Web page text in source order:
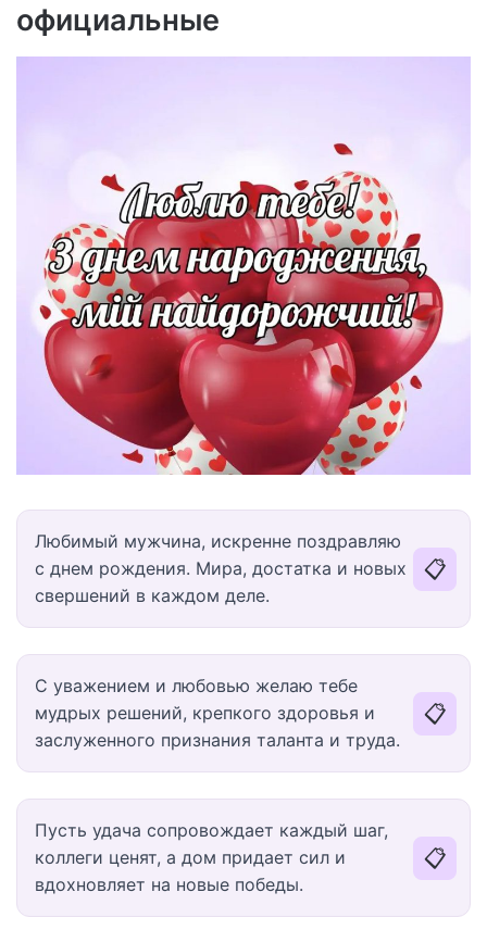
официальные
Любимый мужчина, искренне поздравляю
с днем рождения. Мира, достатка и новых
свершений в каждом деле.
📋
С уважением и любовью желаю тебе
мудрых решений, крепкого здоровья и
заслуженного признания таланта и труда.
📋
Пусть удача сопровождает каждый шаг,
коллеги ценят, а дом придает сил и
вдохновляет на новые победы.
📋